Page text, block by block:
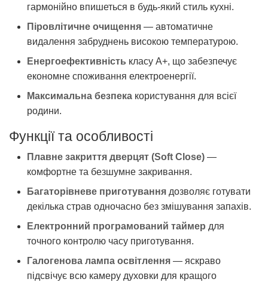
гармонійно впишеться в будь-який стиль кухні.
Піровлітичне очищення — автоматичне
видалення забруднень високою температурою.
Енергоефективність класу А+, що забезпечує
економне споживання електроенергії.
Максимальна безпека користування для всієї
родини.
Функції та особливості
Плавне закриття дверцят (Soft Close) —
комфортне та безшумне закривання.
Багаторівневе приготування дозволяє готувати
декілька страв одночасно без змішування запахів.
Електронний програмований таймер для
точного контролю часу приготування.
Галогенова лампа освітлення — яскраво
підсвічує всю камеру духовки для кращого